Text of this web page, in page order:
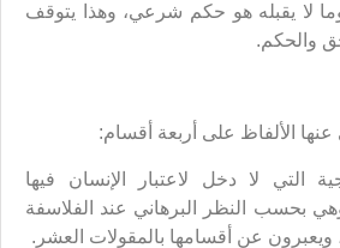
لا يقبله هو حكم شرعي، وهذا يتوقف
والحكم.
عنها الألفاظ على أربعة أقسام:
التي لا دخل لاعتبار الإنسان فيها
بحسب النظر البرهاني عند الفلاسفة
عن أقسامها بالمقولات العشر.